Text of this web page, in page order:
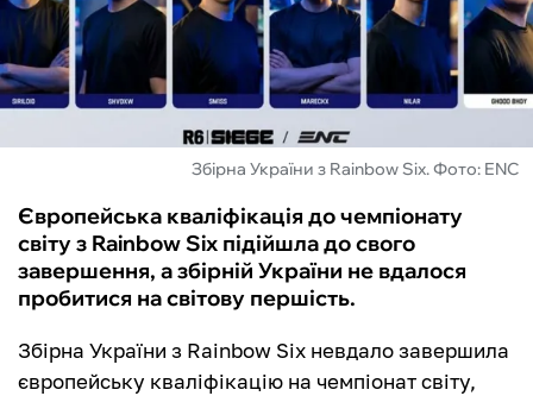
ІНШІ
БУКМЕКЕРИ
Збірна України з Rainbow Six. Фото: ENC
Європейська кваліфікація до чемпіонату
світу з Rainbow Six підійшла до свого
завершення, а збірній України не вдалося
пробитися на світову першість.
Збірна України з Rainbow Six невдало завершила
європейську кваліфікацію на чемпіонат світу,